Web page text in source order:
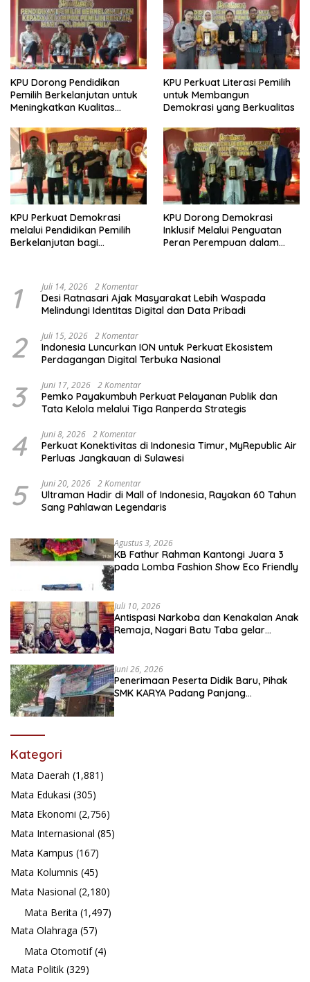
KPU Dorong Pendidikan
Pemilih Berkelanjutan untuk
Meningkatkan Kualitas
KPU Perkuat Literasi Pemilih
untuk Membangun
Demokrasi yang Berkualitas
KPU Perkuat Demokrasi
melalui Pendidikan Pemilih
Berkelanjutan bagi
KPU Dorong Demokrasi
Inklusif Melalui Penguatan
Peran Perempuan dalam
1 Juli 14, 2026 2 Komentar
Desi Ratnasari Ajak Masyarakat Lebih Waspada
Melindungi Identitas Digital dan Data Pribadi
2 Juli 15, 2026 2 Komentar
Indonesia Luncurkan ION untuk Perkuat Ekosistem
Perdagangan Digital Terbuka Nasional
3 Juni 17, 2026 2 Komentar
Pemko Payakumbuh Perkuat Pelayanan Publik dan
Tata Kelola melalui Tiga Ranperda Strategis
4 Juni 8, 2026 2 Komentar
Perkuat Konektivitas di Indonesia Timur, MyRepublic Air
Perluas Jangkauan di Sulawesi
5 Juni 20, 2026 2 Komentar
Ultraman Hadir di Mall of Indonesia, Rayakan 60 Tahun
Sang Pahlawan Legendaris
Agustus 3, 2026
KB Fathur Rahman Kantongi Juara 3
pada Lomba Fashion Show Eco Friendly
Juli 10, 2026
Antispasi Narkoba dan Kenakalan Anak
Remaja, Nagari Batu Taba gelar
Juni 26, 2026
Penerimaan Peserta Didik Baru, Pihak
SMK KARYA Padang Panjang
Kategori
Mata Daerah (1,881)
Mata Edukasi (305)
Mata Ekonomi (2,756)
Mata Internasional (85)
Mata Kampus (167)
Mata Kolumnis (45)
Mata Nasional (2,180)
Mata Berita (1,497)
Mata Olahraga (57)
Mata Otomotif(4)
Mata Politik (329)